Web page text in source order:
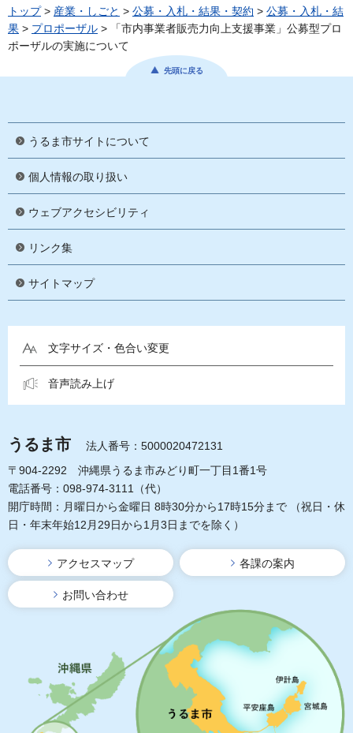
トップ> 産業・しごと > 公募・入札・結果・契約 > 公募・入札・結
果 > プロポーザル > 「市内事業者販売力向上支援事業」公募型プロ
ポーザルの実施について
先頭に戻る
うるま市サイトについて
個人情報の取り扱い
ウェブアクセシビリティ
リンク集
サイトマップ
文字サイズ・色合い変更
音声読み上げ
うるま市
法人番号：5000020472131
〒904-2292 沖縄県うるま市みどり町一丁目1番1号
電話番号：098-974-3111（代）
開庁時間：月曜日から金曜日 8時30分から17時15分まで
（祝日・休
日・年末年始12月29日から1月3日までを除く）
アクセスマップ 各課の案内
お問い合わせ